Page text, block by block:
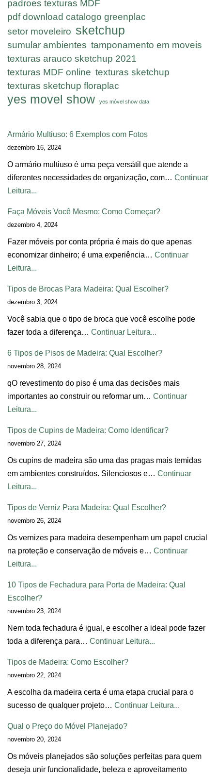
padroes texturas MDF
pdf download catalogo greenplac
setor moveleiro sketchup
sumular ambientes tamponamento em moveis
texturas arauco sketchup 2021
texturas MDF online texturas sketchup
texturas sketchup floraplac
yes movel show yes móvel show data
Armário Multiuso: 6 Exemplos com Fotos
dezembro 16, 2024
O armário multiuso é uma peça versátil que atende a
diferentes necessidades de organização, com… Continuar
Leitura...
Faça Móveis Você Mesmo: Como Começar?
dezembro 4, 2024
Fazer móveis por conta própria é mais do que apenas
economizar dinheiro; é uma experiência… Continuar
Leitura...
Tipos de Brocas Para Madeira: Qual Escolher?
dezembro 3, 2024
Você sabia que o tipo de broca que você escolhe pode
fazer toda a diferença… Continuar Leitura...
6 Tipos de Pisos de Madeira: Qual Escolher?
novembro 28, 2024
qO revestimento do piso é uma das decisões mais
importantes ao construir ou reformar um… Continuar
Leitura...
Tipos de Cupins de Madeira: Como Identificar?
novembro 27, 2024
Os cupins de madeira são uma das pragas mais temidas
em ambientes construídos. Silenciosos e… Continuar
Leitura...
Tipos de Verniz Para Madeira: Qual Escolher?
novembro 26, 2024
Os vernizes para madeira desempenham um papel crucial
na proteção e conservação de móveis e… Continuar
Leitura...
10 Tipos de Fechadura para Porta de Madeira: Qual
Escolher?
novembro 23, 2024
Nem toda fechadura é igual, e escolher a ideal pode fazer
toda a diferença para… Continuar Leitura...
Tipos de Madeira: Como Escolher?
novembro 22, 2024
A escolha da madeira certa é uma etapa crucial para o
sucesso de qualquer projeto… Continuar Leitura...
Qual o Preço do Móvel Planejado?
novembro 20, 2024
Os móveis planejados são soluções perfeitas para quem
deseja unir funcionalidade, beleza e aproveitamento